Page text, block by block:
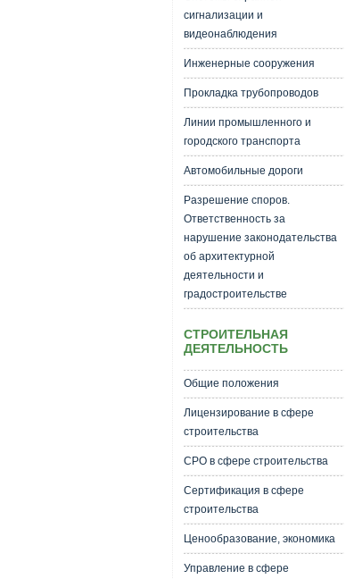
сигнализации и
видеонаблюдения
Инженерные сооружения
Прокладка трубопроводов
Линии промышленного и
городского транспорта
Автомобильные дороги
Разрешение споров.
Ответственность за
нарушение законодательства
об архитектурной
деятельности и
градостроительстве
СТРОИТЕЛЬНАЯ
ДЕЯТЕЛЬНОСТЬ
Общие положения
Лицензирование в сфере
строительства
СРО в сфере строительства
Сертификация в сфере
строительства
Ценообразование, экономика
Управление в сфере